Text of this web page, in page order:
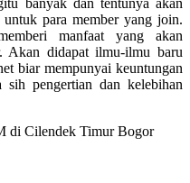
para member yang join.
manfaat yang akan
Akan didapat ilmu-ilmu baru
biar mempunyai keuntungan
pengertian dan kelebihan